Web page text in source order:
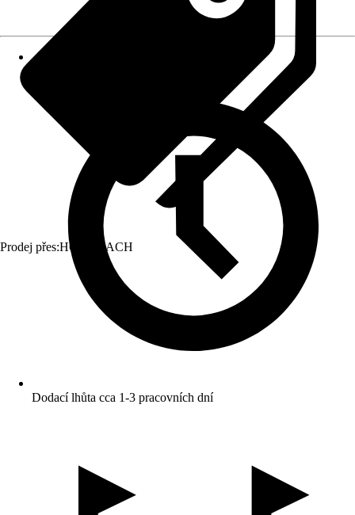
Prodej přes:HORNBACH
Dodací lhůta cca 1-3 pracovních dní